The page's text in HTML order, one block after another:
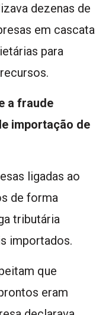
dezenas de
em cascata
para
a fraude
importação de
ligadas ao
de forma
tributária
importados.
que
eram